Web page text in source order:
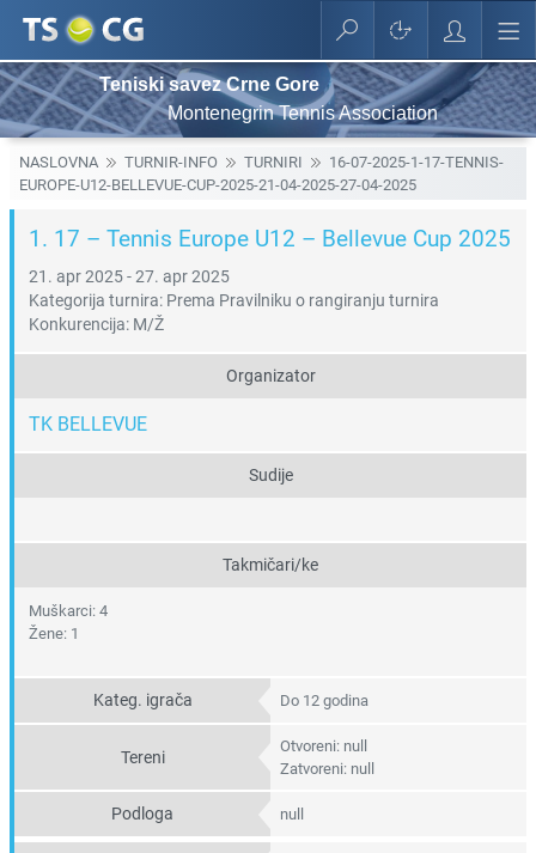
Teniski savez Crne Gore
Montenegrin Tennis Association
NASLOVNA TURNIR-INFO TURNIRI
16-07-2025-1-17-TENNIS-
EUROPE-U12-BELLEVUE-CUP-2025-21-04-2025-27-04-2025
1. 17 – Tennis Europe U12 – Bellevue Cup 2025
21. apr 2025 - 27. apr 2025
Kategorija turnira: Prema Pravilniku o rangiranju turnira
Konkurencija: M/Ž
Organizator
TK BELLEVUE
Sudije
Takmičari/ke
Muškarci: 4
Žene: 1
Kateg. igrača Do 12 godina
Tereni
Otvoreni: null
Zatvoreni: null
Podloga null